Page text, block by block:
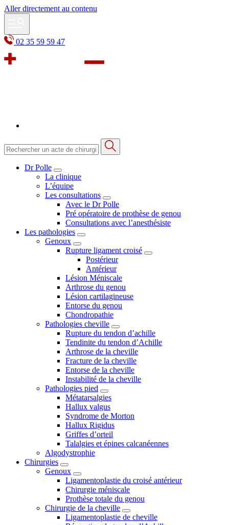
Aller directement au contenu
02 35 59 59 47
Dr Polle
La clinique
L’équipe
Les consultations
Avec le Dr Polle
Pré opératoire de prothèse de genou
Consultations avec l’anesthésiste
Les pathologies
Genoux
Rupture ligament croisé
Postérieur
Antérieur
Lésion Méniscale
Arthrose du genou
Lésion cartilagineuse
Entorse du genou
Chondropathie
Pathologies cheville
Rupture du tendon d’achille
Tendinite du tendon d’Achille
Arthrose de la cheville
Fracture de la cheville
Entorse de la cheville
Instabilité de la cheville
Pathologies pied
Métatarsalgies
Hallux valgus
Syndrome de Morton
Hallux Rigidus
Griffes d’orteil
Talalgies et épines calcanéennes
Algodystrophie
Chirurgies
Genoux
Ligamentoplastie du croisé antérieur
Chirurgie méniscale
Prothèse totale du genou
Chirurgie de la cheville
Ligamentoplastie de cheville